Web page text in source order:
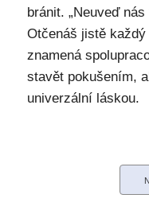
bránit. „Neuveď
Otčenáš jistě
znamená
stavět pokušením,
univerzální láskou.